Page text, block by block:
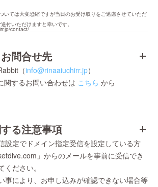
いては大変恐縮ですが当日のお受け取りをご遠慮させていただ
付いただけますと幸いです。
contact/
問合せ先
（info@rinaaiuchirr.jp）
関するお問い合わせは こちら から
る注意事項
設定でドメイン指定受信を設定している方
」からのメールを事前に受信でき
ください。
事により、お申し込みが確認できない場合等